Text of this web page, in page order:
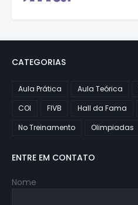
CATEGORIAS
Aula Prática Aula Teórica
COI
FIVB Hall da Fama
No Treinamento
Olimpiadas
ENTRE EM CONTATO
Nome